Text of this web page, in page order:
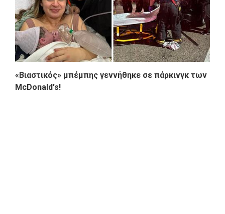
«Βιαστικός» μπέμπης γεννήθηκε σε πάρκινγκ των
McDonald's!